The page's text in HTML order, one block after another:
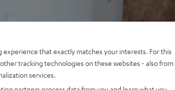
experience that exactly matches your interests. For this
tracking technologies on these websites - also from
services.